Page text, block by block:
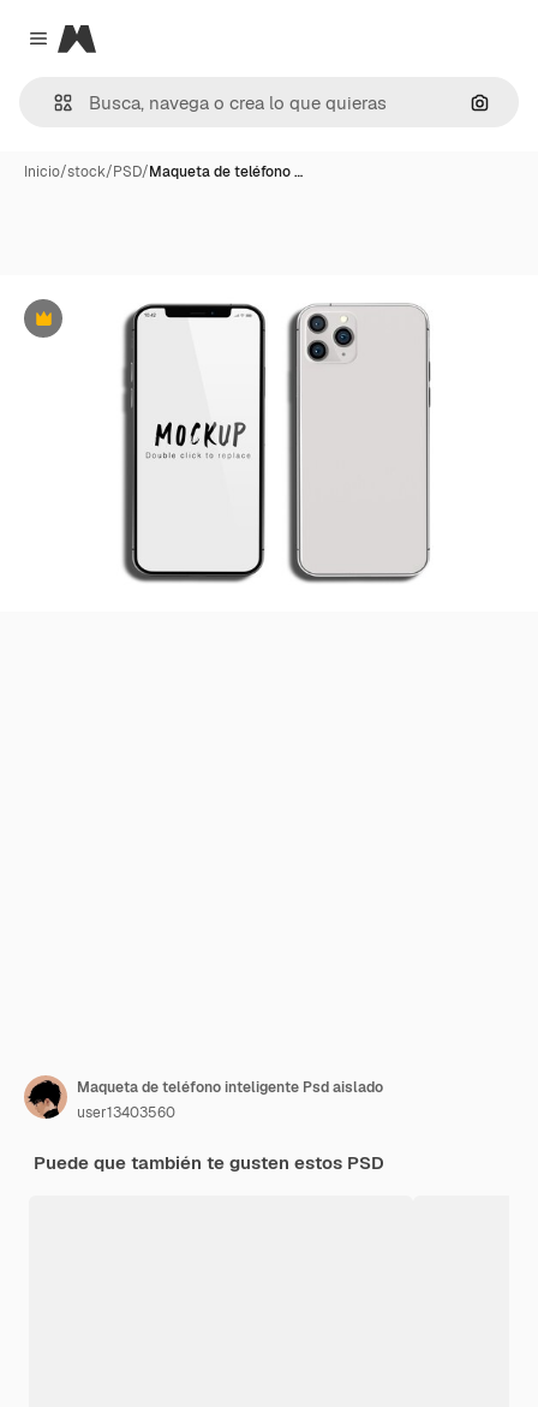
Close menu
Magnific
Inicio/stock/PSD/Maqueta de teléfono …
Premium
Maqueta de teléfono inteligente Psd aislado
user13403560
Puede que también te gusten estos PSD